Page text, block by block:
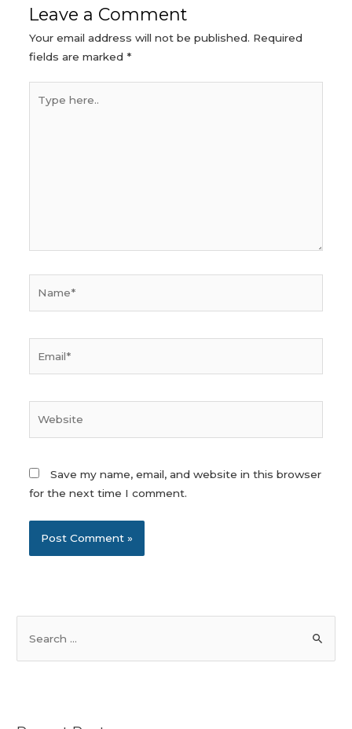
Leave a Comment
Your email address will not be published. Required
fields are marked *
here..
Save my name, email, and website in this browser
for the next time I comment.